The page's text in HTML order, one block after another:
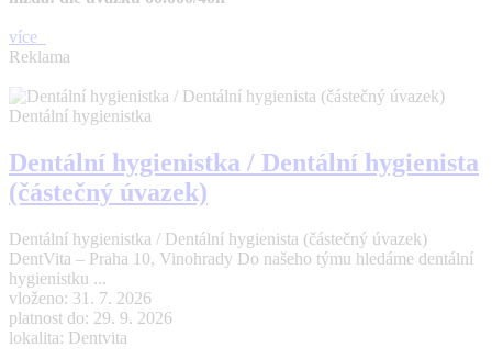
více
Reklama
Dentální hygienistka
Dentální hygienistka / Dentální hygienista
(částečný úvazek)
Dentální hygienistka / Dentální hygienista (částečný úvazek)
DentVita – Praha 10, Vinohrady Do našeho týmu hledáme dentální
hygienistku ...
vloženo: 31. 7. 2026
platnost do: 29. 9. 2026
lokalita: Dentvita